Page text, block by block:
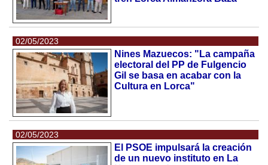
02/05/2023
Nines Mazuecos: "La campaña
electoral del PP de Fulgencio
Gil se basa en acabar con la
Cultura en Lorca"
02/05/2023
El PSOE impulsará la creación
de un nuevo instituto en La